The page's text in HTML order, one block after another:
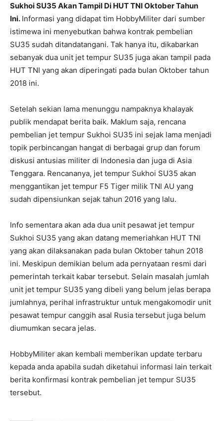
Sukhoi SU35 Akan Tampil Di HUT TNI Oktober Tahun
Ini. Informasi yang didapat tim HobbyMiliter dari sumber
istimewa ini menyebutkan bahwa kontrak pembelian
SU35 sudah ditandatangani. Tak hanya itu, dikabarkan
sebanyak dua unit jet tempur SU35 juga akan tampil pada
HUT TNI yang akan diperingati pada bulan Oktober tahun
2018 ini.
Setelah sekian lama menunggu nampaknya khalayak
publik mendapat berita baik. Maklum saja, rencana
pembelian jet tempur Sukhoi SU35 ini sejak lama menjadi
topik perbincangan hangat di berbagai grup dan forum
diskusi antusias militer di Indonesia dan juga di Asia
Tenggara. Rencananya, jet tempur Sukhoi SU35 akan
menggantikan jet tempur F5 Tiger milik TNI AU yang
sudah dipensiunkan sejak tahun 2016 yang lalu.
Info sementara akan ada dua unit pesawat jet tempur
Sukhoi SU35 yang akan datang memeriahkan HUT TNI
yang akan dilaksanakan pada bulan Oktober tahun 2018
ini. Meskipun demikian belum ada pernyataan resmi dari
pemerintah terkait kabar tersebut. Selain masalah jumlah
unit jet tempur SU35 yang dibeli yang belum jelas berapa
jumlahnya, perihal infrastruktur untuk mengakomodir unit
pesawat tempur canggih asal Rusia tersebut juga belum
diumumkan secara jelas.
HobbyMiliter akan kembali memberikan update terbaru
kepada anda apabila sudah diketahui informasi lain terkait
berita konfirmasi kontrak pembelian jet tempur SU35
tersebut.